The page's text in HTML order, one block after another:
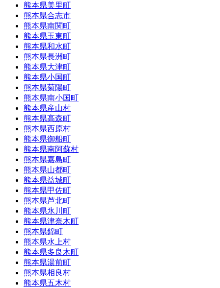
熊本県美里町
熊本県合志市
熊本県南関町
熊本県玉東町
熊本県和水町
熊本県長洲町
熊本県大津町
熊本県小国町
熊本県菊陽町
熊本県南小国町
熊本県産山村
熊本県高森町
熊本県西原村
熊本県御船町
熊本県南阿蘇村
熊本県嘉島町
熊本県山都町
熊本県益城町
熊本県甲佐町
熊本県芦北町
熊本県氷川町
熊本県津奈木町
熊本県錦町
熊本県水上村
熊本県多良木町
熊本県湯前町
熊本県相良村
熊本県五木村